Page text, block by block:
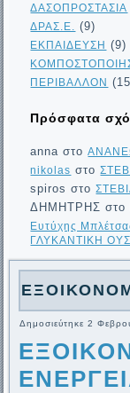
ΔΑΣΟΠΡΟΣΤΑΣΙΑ
ΔΡΑΣ.Ε. (9)
ΕΚΠΑΙΔΕΥΣΗ (9)
ΠΕΡΙΒΑΛΛΟΝ
Πρόσφατα
anna στο
nikolas στο
spiros στο
ΔΗΜΗΤΡΗΣ στο
Ευτύχης
ΓΛΥΚΑΝΤΙΚΗ
Δημοσιεύτηκε 2